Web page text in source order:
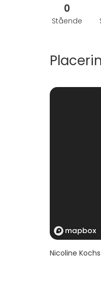
0
Stående
Nicoline